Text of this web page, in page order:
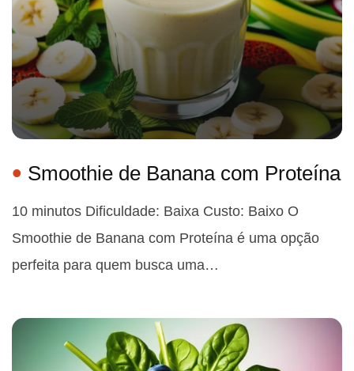
Smoothie de Banana com Proteína
10 minutos Dificuldade: Baixa Custo: Baixo O
Smoothie de Banana com Proteína é uma opção
perfeita para quem busca uma…